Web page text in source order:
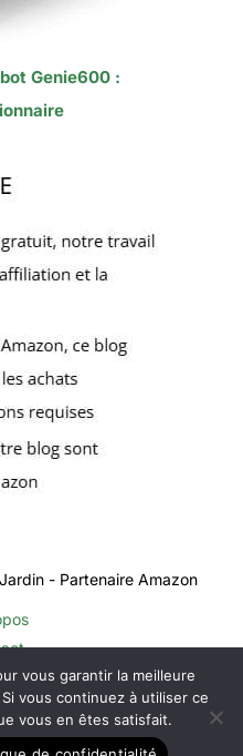
Genie600 :
- Partenaire Amazon
site
vous garantir la meilleure
vous continuez à utiliser ce
vous en êtes satisfait.